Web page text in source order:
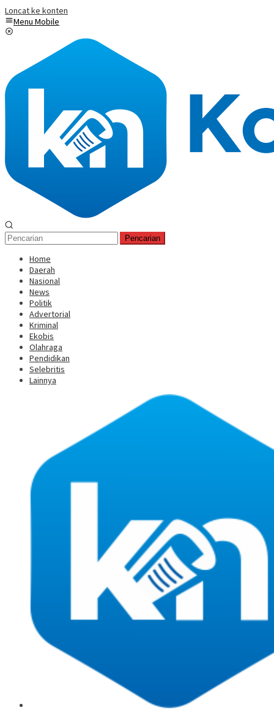
Loncat ke konten
Menu Mobile
Pencarian
Home
Daerah
Nasional
News
Politik
Advertorial
Kriminal
Ekobis
Olahraga
Pendidikan
Selebritis
Lainnya